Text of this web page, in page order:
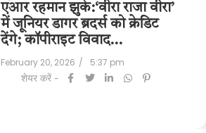
एआर रहमान झुके:‘वीरा राजा वीरा’
में जूनियर डागर ब्रदर्स को क्रेडिट
देंगे; कॉपीराइट विवाद…
February 20, 2026 /
5:37 pm
शेयर करें -